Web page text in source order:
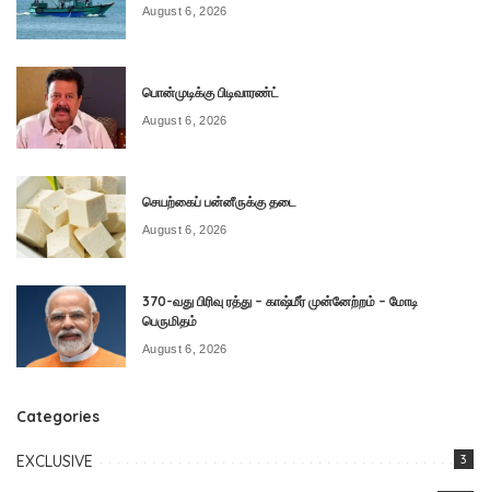
August 6, 2026
பொன்முடிக்கு பிடிவாரண்ட்
August 6, 2026
செயற்கைப் பன்னீருக்கு தடை
August 6, 2026
370-வது பிரிவு ரத்து – காஷ்மீர் முன்னேற்றம் – மோடி
பெருமிதம்
August 6, 2026
Categories
EXCLUSIVE 3